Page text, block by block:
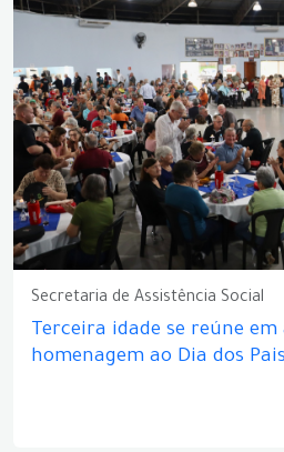
Secretaria de Assistência Social
Terceira idade se reúne
homenagem ao Dia dos Pais